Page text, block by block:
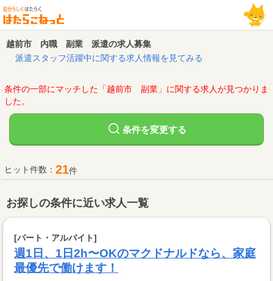
越前市 内職 副業 派遣の求人募集
派遣スタッフ活躍中に関する求人情報を見てみる
条件の一部にマッチした「越前市 副業」に関する求人が見つかりま
した。
条件を変更する
ヒット件数： 21件
お探しの条件に近い求人一覧
[パート・アルバイト]
週1日、1日2h〜OKのマクドナルドなら、家庭
最優先で働けます！